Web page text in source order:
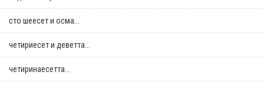
сто шеесет и осма...
четириесет и деветта...
четиринаесетта...